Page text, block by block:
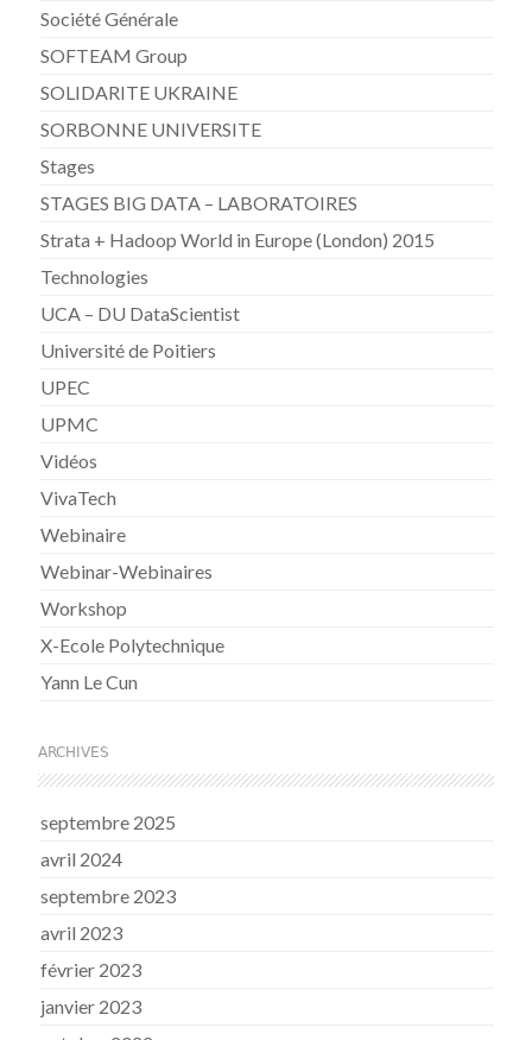
Société Générale
SOFTEAM Group
SOLIDARITE UKRAINE
SORBONNE UNIVERSITE
Stages
STAGES BIG DATA – LABORATOIRES
Strata + Hadoop World in Europe (London) 2015
Technologies
UCA – DU DataScientist
Université de Poitiers
UPEC
UPMC
Vidéos
VivaTech
Webinaire
Webinar-Webinaires
Workshop
X-Ecole Polytechnique
Yann Le Cun
ARCHIVES
septembre 2025
avril 2024
septembre 2023
avril 2023
février 2023
janvier 2023